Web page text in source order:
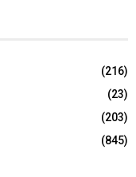
(216)
(23)
(203)
(845)